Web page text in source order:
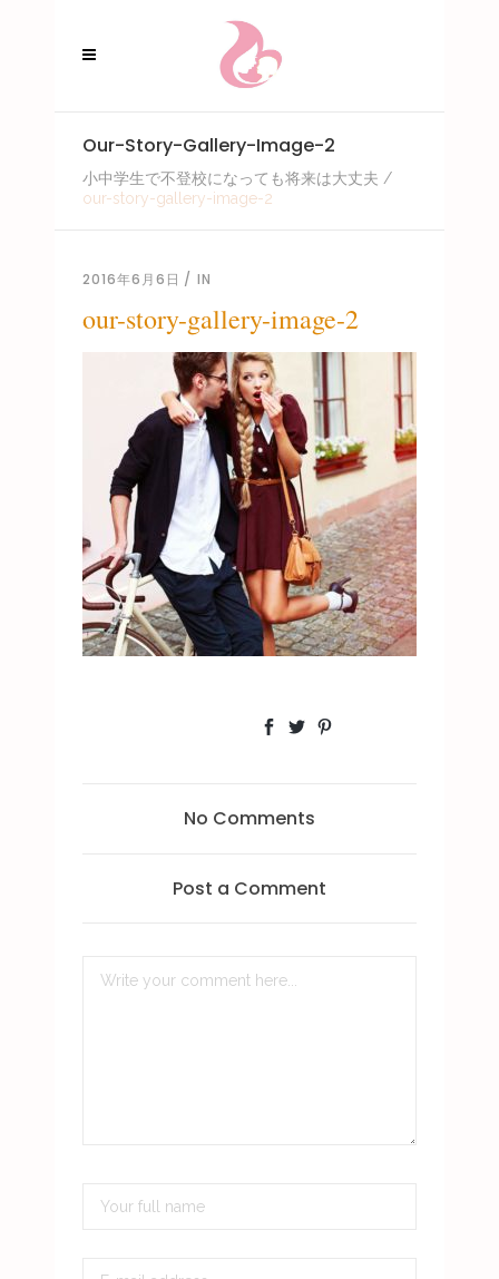
Our-Story-Gallery-Image-2
小中学生で不登校になっても将来は大丈夫 /
our-story-gallery-image-2
2016年6月6日 IN
our-story-gallery-image-2
No Comments
Post a Comment